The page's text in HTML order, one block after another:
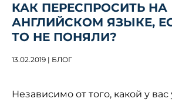
КАК ПЕРЕСПРОСИТЬ НА
АНГЛИЙСКОМ ЯЗЫКЕ,
ТО НЕ ПОНЯЛИ?
13.02.2019 | БЛОГ
Независимо от того, какой у